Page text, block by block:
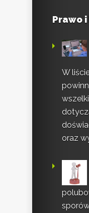
Prawo i
W
oraz